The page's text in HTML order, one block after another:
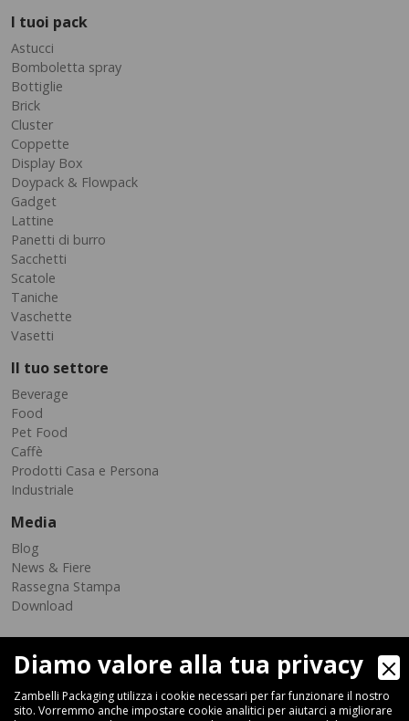
I tuoi pack
Astucci
Bomboletta spray
Bottiglie
Brick
Cluster
Coppette
Display Box
Doypack & Flowpack
Gadget
Lattine
Panetti di burro
Sacchetti
Scatole
Taniche
Vaschette
Vasetti
Il tuo settore
Beverage
Food
Pet Food
Caffè
Prodotti Casa e Persona
Industriale
Media
Blog
News & Fiere
Rassegna Stampa
Download
Diamo valore alla tua privacy
Zambelli Packaging utilizza i cookie necessari per far funzionare il nostro
sito. Vorremmo anche impostare cookie analitici per aiutarci a migliorare